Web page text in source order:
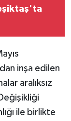
inşa edilen
aralıksız
ile birlikte